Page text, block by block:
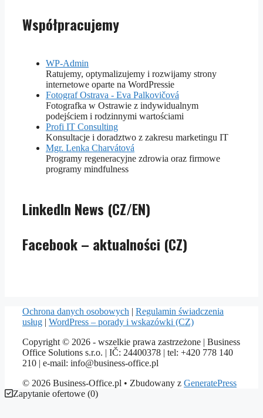
Współpracujemy
WP-Admin
Ratujemy, optymalizujemy i rozwijamy strony
internetowe oparte na WordPressie
Fotograf Ostrava - Eva Palkovičová
Fotografka w Ostrawie z indywidualnym
podejściem i rodzinnymi wartościami
Profi IT Consulting
Konsultacje i doradztwo z zakresu marketingu IT
Mgr. Lenka Charvátová
Programy regeneracyjne zdrowia oraz firmowe
programy mindfulness
LinkedIn News (CZ/EN)
Facebook – aktualności (CZ)
Ochrona danych osobowych | Regulamin świadczenia
usług | WordPress – porady i wskazówki (CZ)
Copyright © 2026 - wszelkie prawa zastrzeżone | Business
Office Solutions s.r.o. | IČ: 24400378 | tel: +420 778 140
210 | e-mail: info@business-office.pl
© 2026 Business-Office.pl • Zbudowany z GeneratePress
Zapytanie ofertowe (0)